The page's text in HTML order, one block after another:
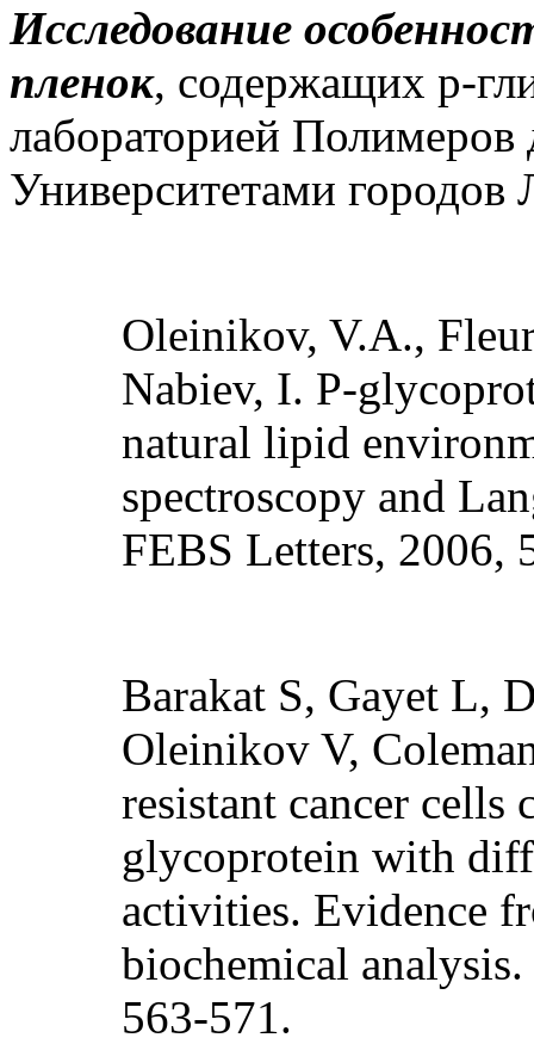
Исследование
пленок, содержащих р-
лабораторией
Университетами
Oleinikov, V.A.,
Nabiev, I. P-
natural lipid
spectroscopy and
FEBS Letters, 2006,
Barakat S, Gayet L,
Oleinikov V,
resistant cancer
glycoprotein with
activities. Evidence
biochemical
563-571.